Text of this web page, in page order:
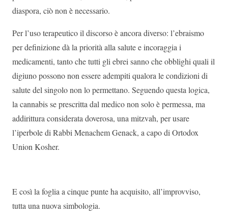
diaspora, ciò non è necessario.
Per l’uso terapeutico il discorso è ancora diverso: l’ebraismo
per definizione dà la priorità alla salute e incoraggia i
medicamenti, tanto che tutti gli ebrei sanno che obblighi quali il
digiuno possono non essere adempiti qualora le condizioni di
salute del singolo non lo permettano. Seguendo questa logica,
la cannabis se prescritta dal medico non solo è permessa, ma
addirittura considerata doverosa, una mitzvah, per usare
l’iperbole di Rabbi Menachem Genack, a capo di Ortodox
Union Kosher.
E così la foglia a cinque punte ha acquisito, all’improvviso,
tutta una nuova simbologia.